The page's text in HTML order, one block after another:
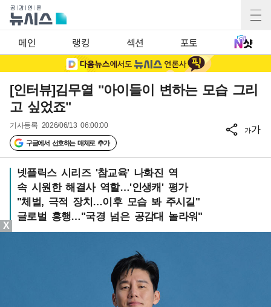
메인 랭킹 섹션 포토
[인터뷰]김무열 "아이들이 변하는 모습 그리
고 싶었죠"
기사등록 2026/06/13 06:00:00
구글에서 선호하는 매체로 추가
가가
넷플릭스 시리즈 '참교육' 나화진 역
속 시원한 해결사 역할…'인생캐' 평가
"체벌, 극적 장치…이후 모습 봐 주시길"
글로벌 흥행…"국경 넘은 공감대 놀라워"
X